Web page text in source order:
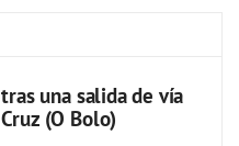
una salida de vía
(O Bolo)